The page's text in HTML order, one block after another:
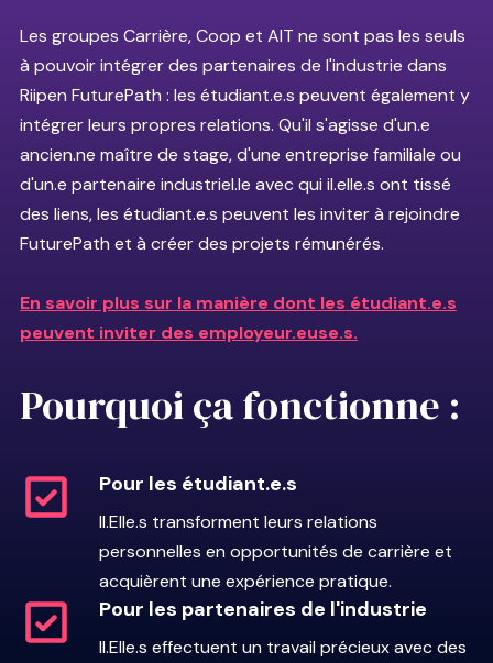
Les groupes Carrière, Coop et AIT ne sont pas les seuls
à pouvoir intégrer des partenaires de l'industrie dans
Riipen FuturePath : les étudiant.e.s peuvent également y
intégrer leurs propres relations. Qu'il s'agisse d'un.e
ancien.ne maître de stage, d'une entreprise familiale ou
d'un.e partenaire industriel.le avec qui il.elle.s ont tissé
des liens, les étudiant.e.s peuvent les inviter à rejoindre
FuturePath et à créer des projets rémunérés.
En savoir plus sur la manière dont les étudiant.e.s
peuvent inviter des employeur.euse.s.
Pourquoi ça fonctionne :
Pour les étudiant.e.s
Il.Elle.s transforment leurs relations
personnelles en opportunités de carrière et
acquièrent une expérience pratique.
Pour les partenaires de l'industrie
Il.Elle.s effectuent un travail précieux avec des